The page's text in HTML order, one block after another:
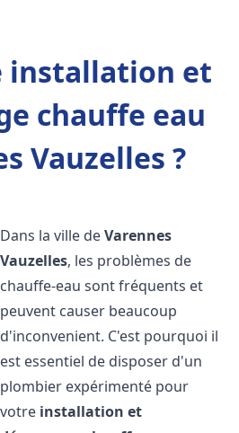
installation et
chauffe eau
Vauzelles ?
Dans la ville deVarennes
Vauzelles, les problèmes de
chauffe-eau sont fréquents et
peuvent causer beaucoup
d'inconvenient. C'est pourquoi il
est essentiel de disposer d'un
plombier expérimenté pour
votre installation et